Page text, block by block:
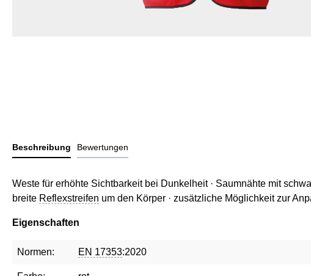
Beschreibung Bewertungen
Weste für erhöhte Sichtbarkeit bei Dunkelheit · Saumnähte mit
breite Reflexstreifen um den Körper · zusätzliche Möglichkeit zur
Eigenschaften
Normen: EN 17353:2020